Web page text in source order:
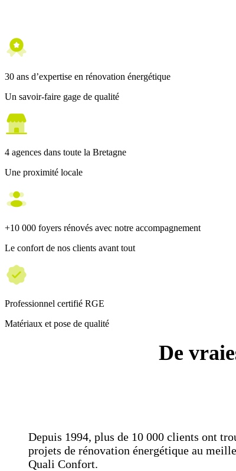
30 ans d’expertise en rénovation énergétique
Un savoir-faire gage de qualité
4 agences dans toute la Bretagne
Une proximité locale
+10 000 foyers rénovés avec notre accompagnement
Le confort de nos clients avant tout
Professionnel certifié RGE
Matériaux et pose de qualité
De
Depuis 1994, plus de 10 000 clients ont
projets de rénovation énergétique au
Quali Confort.